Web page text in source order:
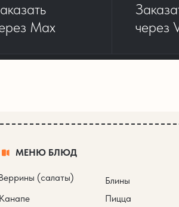
Max
через
(салаты)
Канапе
Блины
Пицца
МЕНЮ БЛЮД